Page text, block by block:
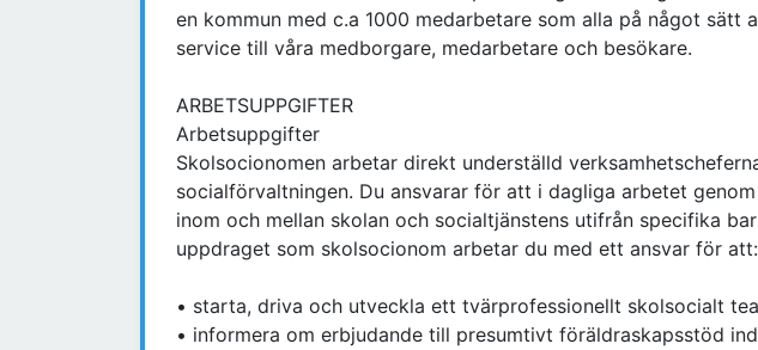
en kommun med c.a 1000 medarbetare som alla på något sätt
service till våra medborgare, medarbetare och besökare.
ARBETSUPPGIFTER
Arbetsuppgifter
Skolsocionomen arbetar direkt underställd
socialförvaltningen. Du ansvarar för att i dagliga arbetet
inom och mellan skolan och socialtjänstens utifrån specifika
uppdraget som skolsocionom arbetar du med ett ansvar för att:
• starta, driva och utveckla ett tvärprofessionellt skolsocialt
• informera om erbjudande till presumtivt föräldraskapsstöd